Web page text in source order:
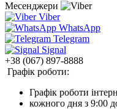
Месенджери
Viber
WhatsApp
Telegram
Signal
+38 (067) 897-8888
Графік роботи:
Графік роботи
кожного дня з 9:00